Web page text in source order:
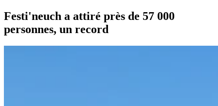
Festi'neuch a attiré près de 57 000
personnes, un record